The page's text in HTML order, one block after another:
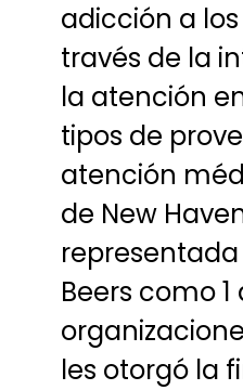
adicción a
través de la
la atención
tipos de
atención
de New
Beers como 1
les otorgó la